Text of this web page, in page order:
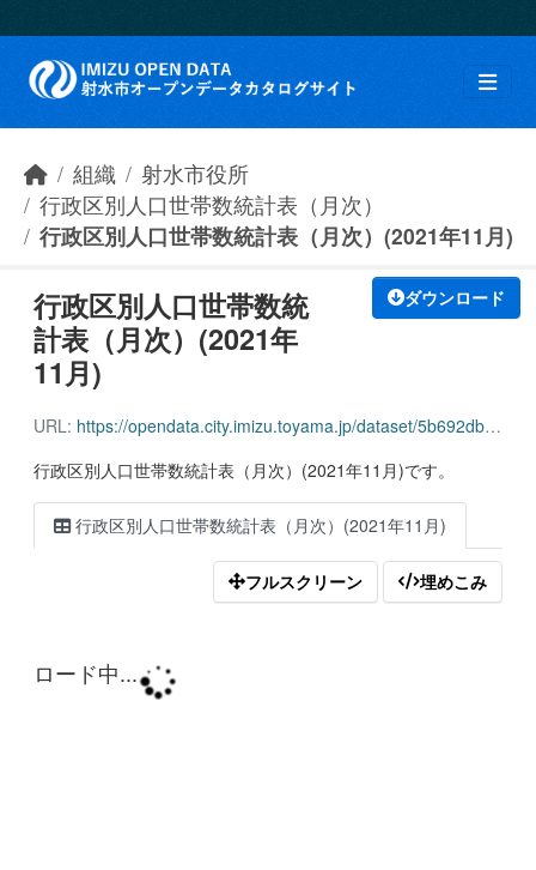
組織
射水市役所
行政区別人口世帯数統計表（月次）
行政区別人口世帯数統計表（月次）(2021年11月)
ダウンロード
行政区別人口世帯数統
計表（月次）(2021年
11月)
URL: https://opendata.city.imizu.toyama.jp/dataset/5b692db4-1303-451a-87ad-9f7969ac6142/resource/8c679c31-d2b2-45ab-981a-8332008a1e17/download/162116_household_population_202111.csv
行政区別人口世帯数統計表（月次）(2021年11月)です。
行政区別人口世帯数統計表（月次）(2021年11月)
フルスクリーン 埋めこみ